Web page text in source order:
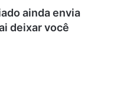
ainda envia
deixar você